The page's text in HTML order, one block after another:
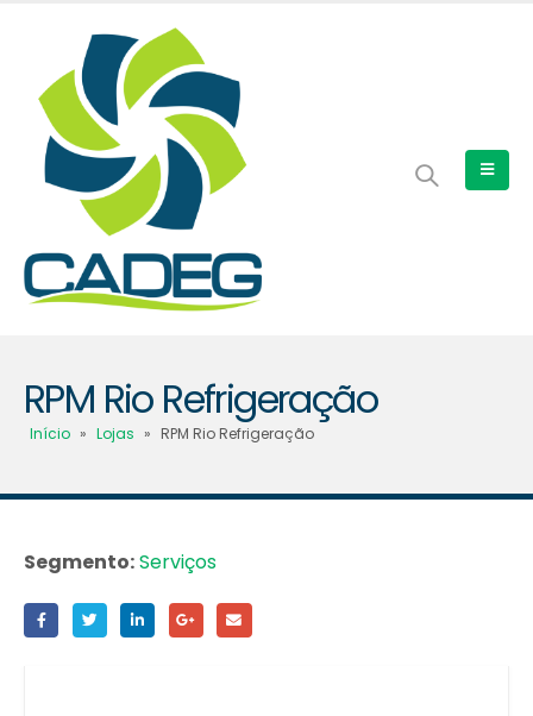
RPM Rio Refrigeração
Início » Lojas » RPM Rio Refrigeração
Segmento:Serviços